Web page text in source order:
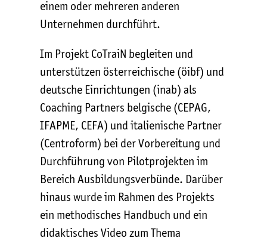
einem oder mehreren anderen
Unternehmen durchführt.
Im Projekt CoTraiN begleiten und
unterstützen österreichische (öibf) und
deutsche Einrichtungen (inab) als
Coaching Partners belgische (CEPAG,
IFAPME, CEFA) und italienische Partner
(Centroform) bei der Vorbereitung und
Durchführung von Pilotprojekten im
Bereich Ausbildungsverbünde. Darüber
hinaus wurde im Rahmen des Projekts
ein methodisches Handbuch und ein
didaktisches Video zum Thema